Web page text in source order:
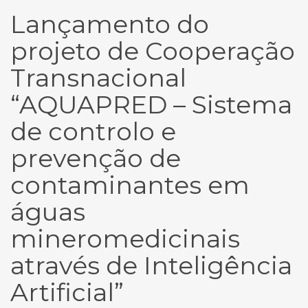
prevenção
contaminantes
em
mineromedicinais
através
Inteligência
Artificial”
Lançamento do
projeto de Cooperação
Transnacional
“AQUAPRED – Sistema
de controlo e
prevenção de
contaminantes em
águas
mineromedicinais
através de Inteligência
Artificial”